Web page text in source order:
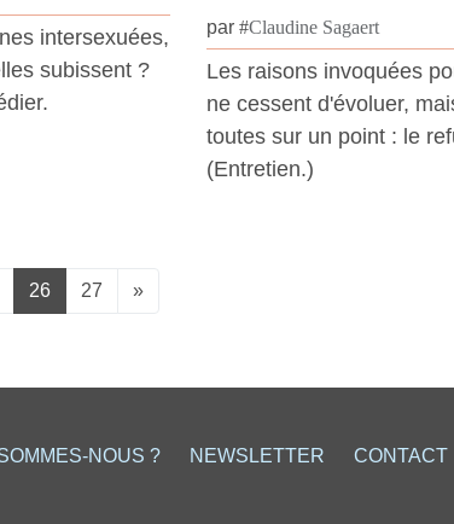
intersexuées,
subissent ?
par #Claudine Sagaert
Les raisons invoquées
ne cessent d'évoluer,
toutes sur un point : le
(Entretien.)
26 27 »
NOUS ? NEWSLETTER CONTACT